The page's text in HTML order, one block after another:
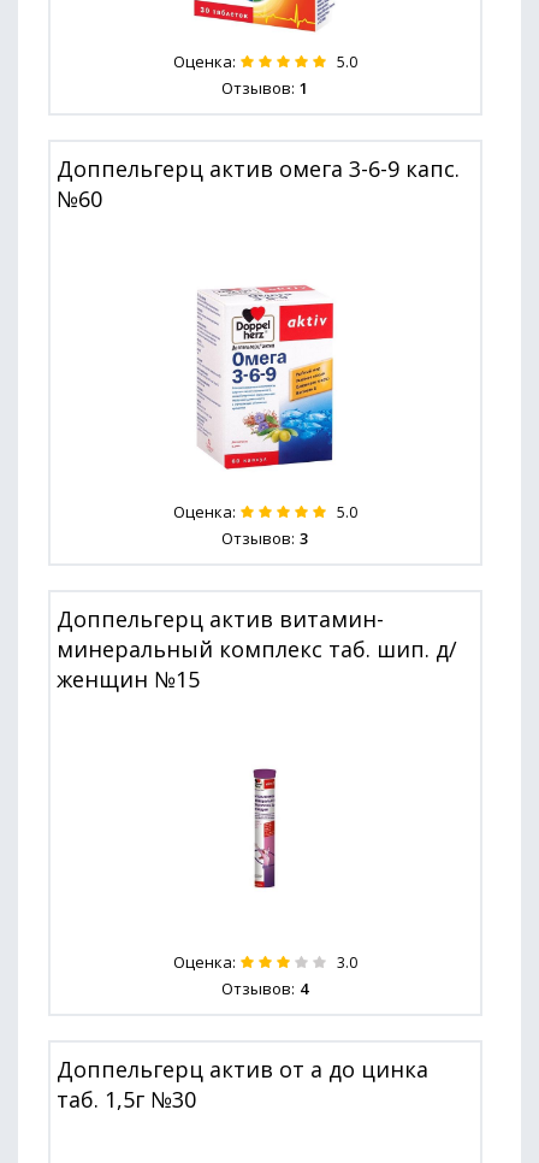
Оценка: 5.0
Отзывов: 1
Доппельгерц актив омега 3-6-9 капс.
№60
Оценка: 5.0
Отзывов: 3
Доппельгерц актив витамин-
минеральный комплекс таб. шип. д/
женщин №15
Оценка: 3.0
Отзывов: 4
Доппельгерц актив от а до цинка
таб. 1,5г №30